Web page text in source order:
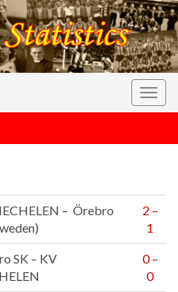
– Örebro
2 –
1
SK – KV
0 –
0